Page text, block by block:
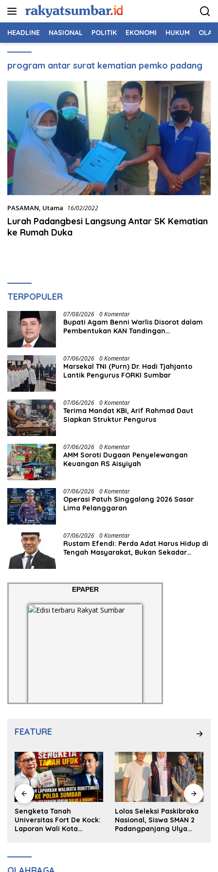
HEADLINE NASIONAL POLITIK EKONOMI HUKUM
program antar surat kematian pemko padang
PASAMAN, Utama 16/02/2022
Lurah Padangbesi Langsung Antar SK Kematian
ke Rumah Duka
TERPOPULER
07/08/2026 0 Komentar
Bupati Agam Benni Warlis Disorot dalam
Pembentukan KAN Tandingan
07/06/2026 0 Komentar
Marsekal TNI (Purn) Dr. Hadi Tjahjanto
Lantik Pengurus FORKI Sumbar
07/06/2026 0 Komentar
Terima Mandat KBI, Arif Rahmad Daut
Siapkan Struktur Pengurus
07/06/2026 0 Komentar
AMM Soroti Dugaan Penyelewangan
Keuangan RS Aisyiyah
07/06/2026 0 Komentar
Operasi Patuh Singgalang 2026 Sasar
Lima Pelanggaran
07/06/2026 0 Komentar
Rustam Efendi: Perda Adat Harus Hidup di
Tengah Masyarakat, Bukan Sekadar
EPAPER
FEATURE
Sengketa Tanah
Universitas Fort De Kock:
Laporan Wali Kota
Lolos Seleksi Paskibraka
Nasional, Siswa SMAN 2
Padangpanjang Ulya